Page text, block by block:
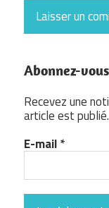
Abonnez-vous
Recevez une
article est publié.
E-mail*